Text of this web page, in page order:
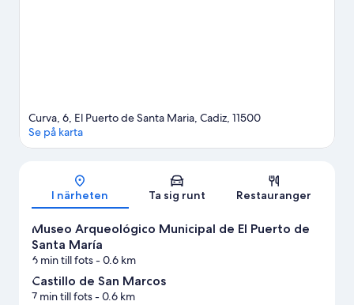
Karta
Curva, 6, El Puerto de Santa Maria, Cadiz, 11500
Se på karta
I närheten Ta sig runt Restauranger
Museo Arqueológico Municipal de El Puerto de
Santa María
6 min till fots- 0.6 km
Castillo de San Marcos
7 min till fots- 0.6 km